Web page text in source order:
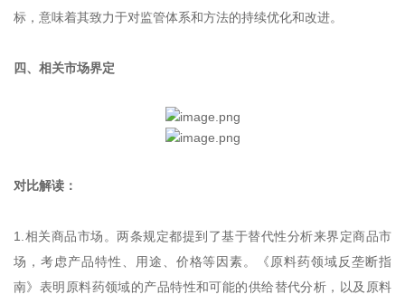
标，意味着其致力于对监管体系和方法的持续优化和改进。
四、相关市场界定
对比解读：
1.相关商品市场。两条规定都提到了基于替代性分析来界定商品市
场，考虑产品特性、用途、价格等因素。《原料药领域反垄断指
南》表明原料药领域的产品特性和可能的供给替代分析，以及原料